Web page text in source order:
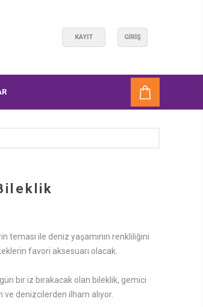
KAYIT GIRIŞ
teması ile deniz yaşamının renkliliğini
favori aksesuarı olacak.
bir iz bırakacak olan bileklik, gemici
denizcilerden ilham alıyor.